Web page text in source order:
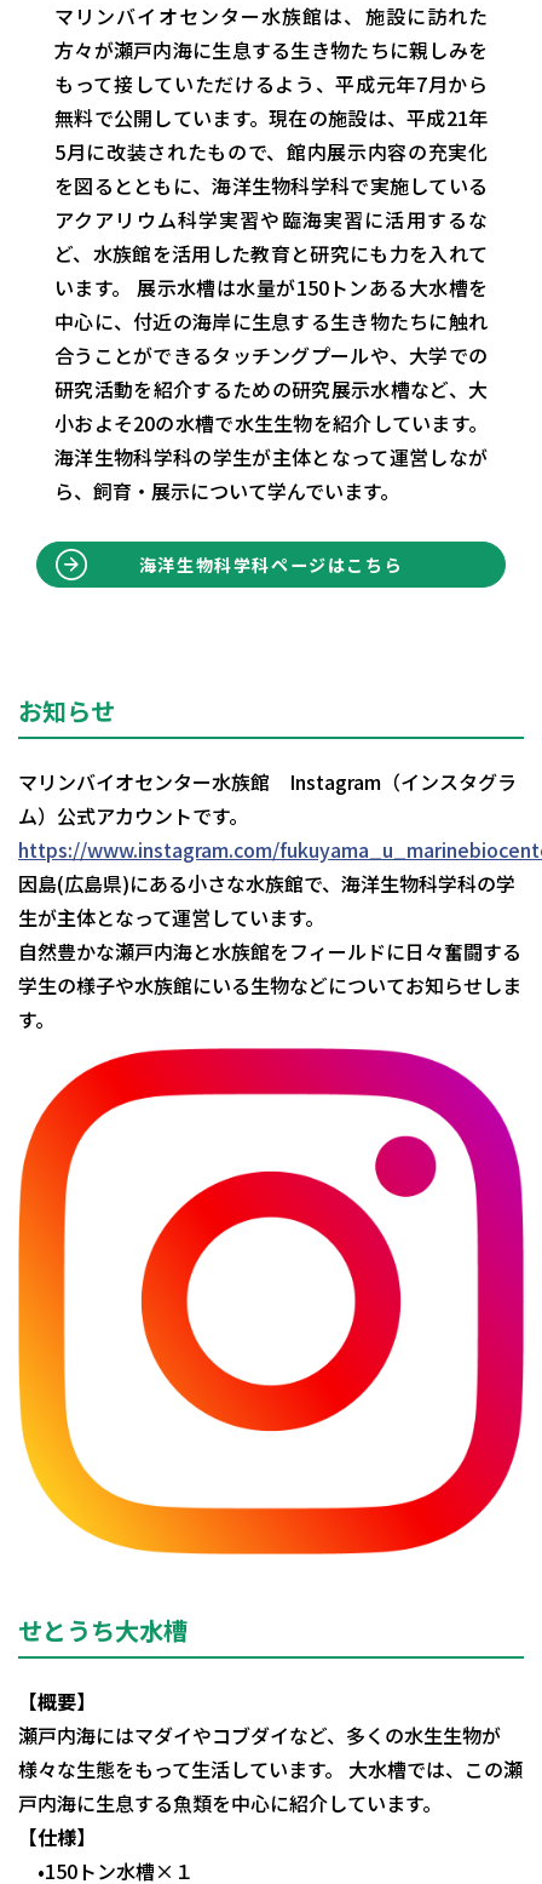
マリンバイオセンター水族館は、施設に訪れた
方々が瀬戸内海に生息する生き物たちに親しみを
もって接していただけるよう、平成元年7月から
無料で公開しています。現在の施設は、平成21年
5月に改装されたもので、館内展示内容の充実化
を図るとともに、海洋生物科学科で実施している
アクアリウム科学実習や臨海実習に活用するな
ど、水族館を活用した教育と研究にも力を入れて
います。 展示水槽は水量が150トンある大水槽を
中心に、付近の海岸に生息する生き物たちに触れ
合うことができるタッチングプールや、大学での
研究活動を紹介するための研究展示水槽など、大
小およそ20の水槽で水生生物を紹介しています。
海洋生物科学科の学生が主体となって運営しなが
ら、飼育・展示について学んでいます。
海洋生物科学科ページはこちら
お知らせ
マリンバイオセンター水族館 Instagram（インスタグラ
ム）公式アカウントです。
https://www.instagram.com/
因島(広島県)にある小さな水族館で、海洋生物科学科の学
生が主体となって運営しています。
自然豊かな瀬戸内海と水族館をフィールドに日々奮闘する
学生の様子や水族館にいる生物などについてお知らせしま
す。
せとうち大水槽
【概要】
瀬戸内海にはマダイやコブダイなど、多くの水生生物が
様々な生態をもって生活しています。 大水槽では、この瀬
戸内海に生息する魚類を中心に紹介しています。
【仕様】
•150トン水槽×１